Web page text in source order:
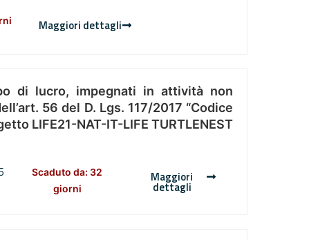
Maggiori dettagli
di lucro, impegnati in attività non
56 del D. Lgs. 117/2017 “Codice
LIFE21-NAT-IT-LIFE TURTLENEST
Scaduto da: 32
giorni
Maggiori
dettagli